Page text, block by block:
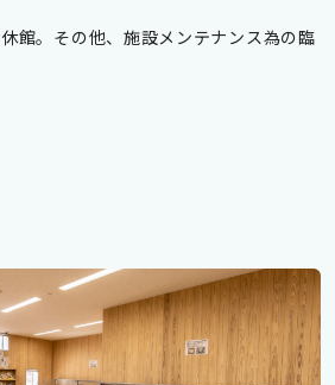
館。その他、施設メンテナンス為の臨